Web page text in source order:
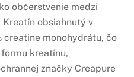
občerstvenie medzi
obsiahnutý v
creatine monohydrátu, čo
kreatínu,
značky Creapure